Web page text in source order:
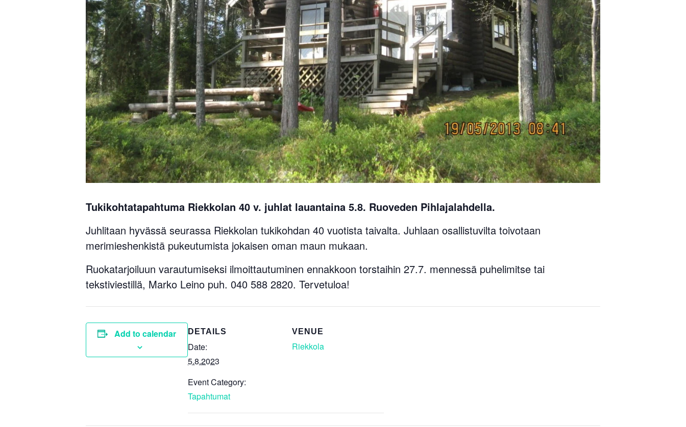
Tukikohtatapahtuma Riekkolan 40 v. juhlat lauantaina 5.8. Ruoveden Pihlajalahdella.
Juhlitaan hyvässä seurassa Riekkolan tukikohdan 40 vuotista taivalta. Juhlaan osallistuvilta toivotaan
merimieshenkistä pukeutumista jokaisen oman maun mukaan.
Ruokatarjoiluun varautumiseksi ilmoittautuminen ennakkoon torstaihin 27.7. mennessä puhelimitse tai
tekstiviestillä, Marko Leino puh. 040 588 2820. Tervetuloa!
Add to calendar DETAILS
Date:
5.8.2023
Event Category:
Tapahtumat
VENUE
Riekkola